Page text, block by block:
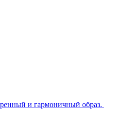
и гармоничный образ.